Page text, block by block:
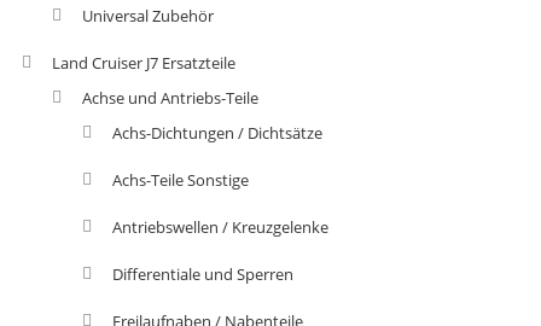
Universal Zubehör
Land Cruiser J7 Ersatzteile
Achse und Antriebs-Teile
Achs-Dichtungen / Dichtsätze
Achs-Teile Sonstige
Antriebswellen / Kreuzgelenke
Differentiale und Sperren
Freilaufnaben / Nabenteile